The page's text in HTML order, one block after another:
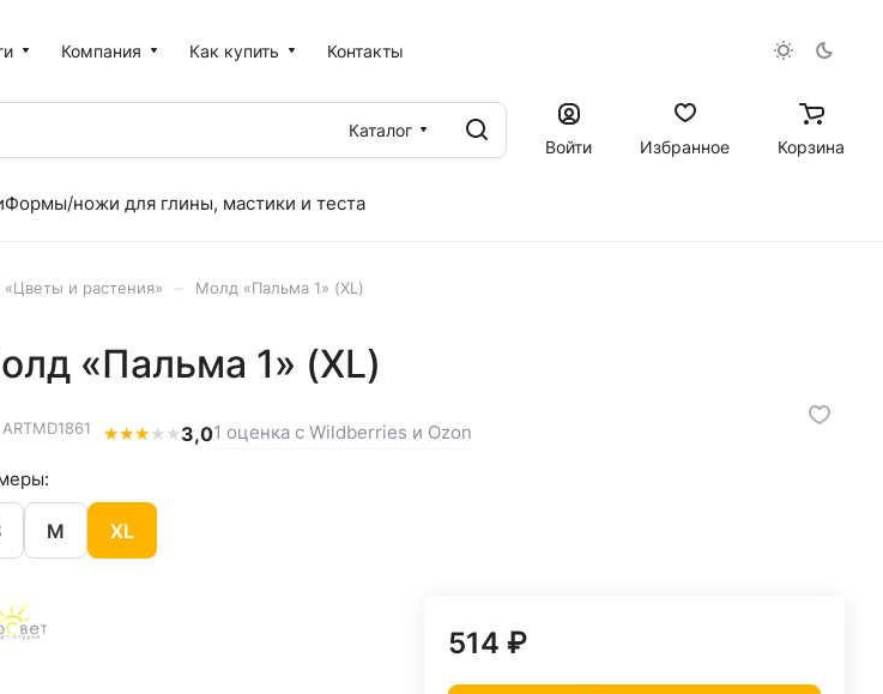
Компания Как купить Контакты
Каталог
Войти
Избранное Корзина
Формы/ножи для глины, мастики и теста
и растения» Молд «Пальма 1» (XL)
«Пальма 1» (XL)
ARTMD1861 ★★★★ ★3,01 оценка с Wildberries и Ozon
M XL
514 ₽